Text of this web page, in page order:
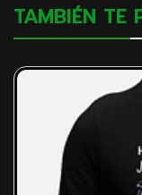
TAMBIÉN TE